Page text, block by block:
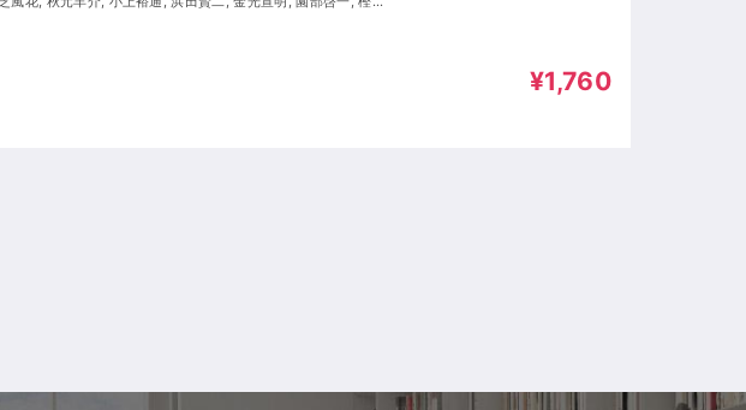
巻学, 根本圭子, 松本忍, 山本善寿, 尾田木美衣, 堀総士郎, 古城
¥1,760